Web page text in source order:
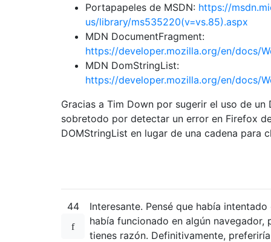
Portapapeles de MSDN: https://
us/library/ms535220(v=vs.85).aspx
MDN DocumentFragment:
https://developer.mozilla.org/en/docs/
MDN DomStringList:
https://developer.mozilla.org/en/docs/
Gracias a Tim Down por sugerir el uso de un
sobretodo por detectar un error en Firefox
DOMStringList en lugar de una cadena para
44
Interesante. Pensé que había
había funcionado en algún navegador,
tienes razón. Definitivamente,